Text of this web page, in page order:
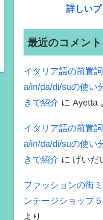
詳しい
最近のコメント
イタリア語の前置
a/in/da/di/suの使い
きで紹介 に Ayetta
イタリア語の前置
a/in/da/di/suの使い
きで紹介 に げいだ
ファッションの街
ンテージショップ
より